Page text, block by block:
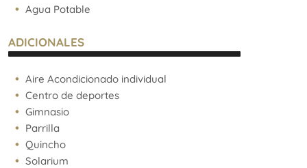
Agua Potable
ADICIONALES
Aire Acondicionado individual
Centro de deportes
Gimnasio
Parrilla
Quincho
Solarium